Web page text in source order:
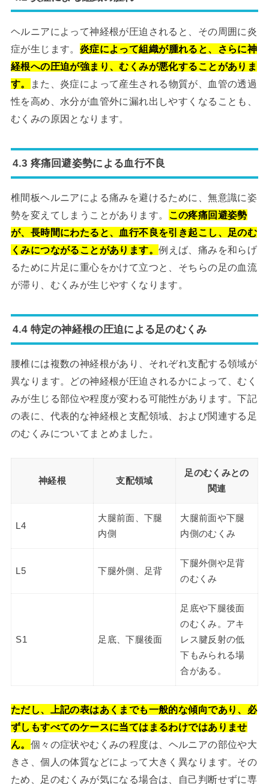
ヘルニアによって神経根が圧迫されると、その周囲に炎
症が生じます。 炎症によって組織が腫れると、さらに神
経根への圧迫が強まり、むくみが悪化することがありま
す。
また、炎症によって産生される物質が、血管の透過
性を高め、水分が血管外に漏れ出しやすくなることも、
むくみの原因となります。
4.3 疼痛回避姿勢による血行不良
椎間板ヘルニアによる痛みを避けるために、無意識に姿
勢を変えてしまうことがあります。 この疼痛回避姿勢
が、長時間にわたると、血行不良を引き起こし、足のむ
くみにつながることがあります。例えば、痛みを和らげ
るために片足に重心をかけて立つと、そちらの足の血流
が滞り、むくみが生じやすくなります。
4.4 特定の神経根の圧迫による足のむくみ
腰椎には複数の神経根があり、それぞれ支配する領域が
異なります。どの神経根が圧迫されるかによって、むく
みが生じる部位や程度が変わる可能性があります。下記
の表に、代表的な神経根と支配領域、および関連する足
のむくみについてまとめました。
神経根 支配領域
足のむくみとの
関連
L4
大腿前面、下腿
内側
大腿前面や下腿
内側のむくみ
L5 下腿外側、足背
下腿外側や足背
のむくみ
S1 足底、下腿後面
足底や下腿後面
のむくみ。アキ
レス腱反射の低
下もみられる場
合がある。
ただし、上記の表はあくまでも一般的な傾向であり、必
ずしもすべてのケースに当てはまるわけではありませ
ん。 個々の症状やむくみの程度は、ヘルニアの部位や大
きさ、個人の体質などによって大きく異なります。その
ため、足のむくみが気になる場合は、自己判断せずに専